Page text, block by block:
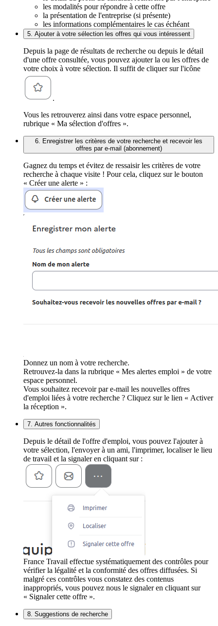
les modalités pour répondre à cette offre
la présentation de l'entreprise (si présente)
les informations complémentaires le cas échéant
5. Ajouter à votre sélection les offres qui vous intéressent
Depuis la page de résultats de recherche ou depuis le détail
d'une offre consultée, vous pouvez ajouter la ou les offres de
votre choix à votre sélection. Il suffit de cliquer sur l'icône
.
Vous les retrouverez ainsi dans votre espace personnel,
rubrique « Ma sélection d'offres ».
6. Enregistrer les critères de votre recherche et recevoir les
offres par e-mail (abonnement)
Gagnez du temps et évitez de ressaisir les critères de votre
recherche à chaque visite ! Pour cela, cliquez sur le bouton
« Créer une alerte » :
Donnez un nom à votre recherche.
Retrouvez-la dans la rubrique « Mes alertes emploi » de votre
espace personnel.
Vous souhaitez recevoir par e-mail les nouvelles offres
d'emploi liées à votre recherche ? Cliquez sur le lien « Activer
la réception ».
7. Autres fonctionnalités
Depuis le détail de l'offre d'emploi, vous pouvez l'ajouter à
votre sélection, l'envoyer à un ami, l'imprimer, localiser le lieu
de travail et la signaler en cliquant sur :
France Travail effectue systématiquement des contrôles pour
vérifier la légalité et la conformité des offres diffusées. Si
malgré ces contrôles vous constatez des contenus
inappropriés, vous pouvez nous le signaler en cliquant sur
« Signaler cette offre ».
8. Suggestions de recherche